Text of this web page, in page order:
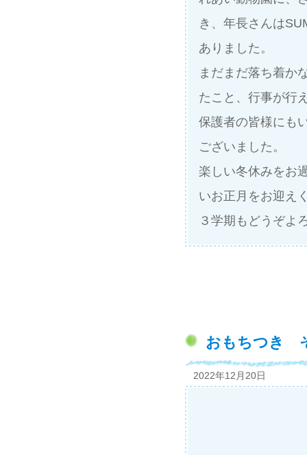
き、年長さんは
ありました。
まだまだ落ち着か
たこと、行事が行
保護者の皆様にも
ございました。
楽しい冬休みをお
いお正月をお迎え
３学期もどうぞよ
おもちつき
2022年12月20日